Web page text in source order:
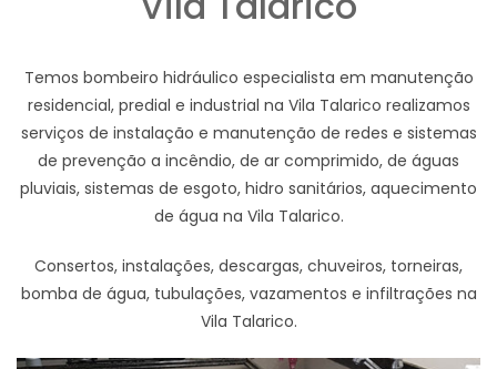
Temos bombeiro hidráulico especialista em manutenção
residencial, predial e industrial na Vila Talarico realizamos
serviços de instalação e manutenção de redes e sistemas
de prevenção a incêndio, de ar comprimido, de águas
pluviais, sistemas de esgoto, hidro sanitários, aquecimento
de água na Vila Talarico.
Consertos, instalações, descargas, chuveiros, torneiras,
bomba de água, tubulações, vazamentos e infiltrações na
Vila Talarico.